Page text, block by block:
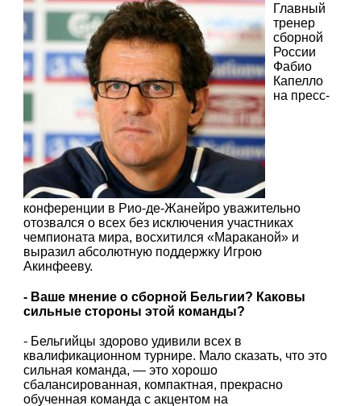
Главный
тренер
сборной
России
Фабио
Капелло
на пресс-
конференции в Рио-де-Жанейро уважительно
отозвался о всех без исключения участниках
чемпионата мира, восхитился «Мараканой» и
выразил абсолютную поддержку Игрою
Акинфееву.
- Ваше мнение о сборной Бельгии? Каковы
сильные стороны этой команды?
- Бельгийцы здорово удивили всех в
квалификационном турнире. Мало сказать, что это
сильная команда, — это хорошо
сбалансированная, компактная, прекрасно
обученная команда с акцентом на